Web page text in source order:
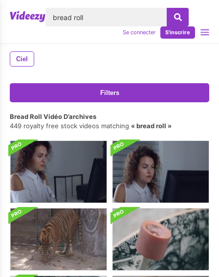
Se connecter S'inscrire
Ciel
Filters
Bread Roll Vidéo D’archives
449 royalty free stock videos matching
bread roll